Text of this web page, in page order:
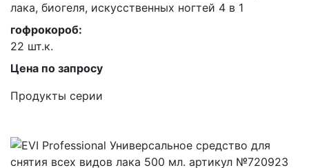
лака, биогеля, искусственных ногтей 4 в 1
гофрокороб:
22 шт.к.
Цена по запросу
Продукты серии